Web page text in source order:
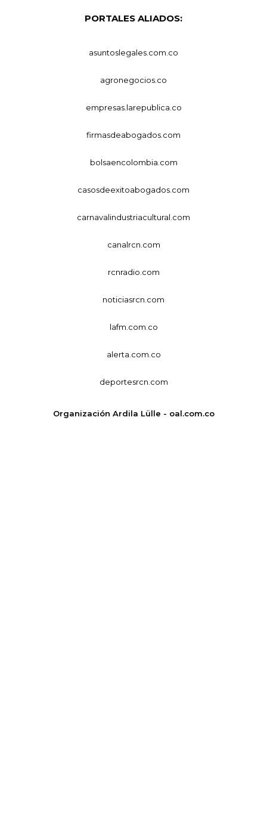
PORTALES ALIADOS:
asuntoslegales.com.co
agronegocios.co
empresas.larepublica.co
firmasdeabogados.com
bolsaencolombia.com
casosdeexitoabogados.com
carnavalindustriacultural.com
canalrcn.com
rcnradio.com
noticiasrcn.com
lafm.com.co
alerta.com.co
deportesrcn.com
Organización Ardila Lülle - oal.com.co